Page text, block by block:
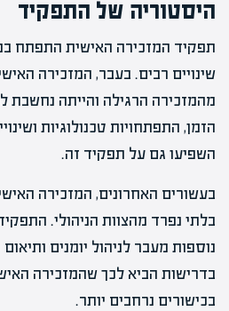
היסטוריה של התפקיד
תפקיד המזכירה האישית התפתח
שינויים רבים. בעבר, המזכירה
מהמזכירה הרגילה והייתה נחשבת
הזמן, התפתחויות טכנולוגיות
השפיעו גם על תפקיד זה.
בעשורים האחרונים, המזכירה
בלתי נפרד מהצוות הניהולי.
נוספות מעבר לניהול יומנים
בדרישות הביא לכך שהמזכירה
בכישורים נרחבים יותר.